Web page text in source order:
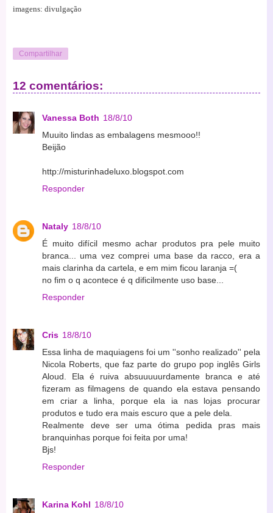
imagens: divulgação
Compartilhar
12 comentários:
Vanessa Both 18/8/10
Muuito lindas as embalagens mesmooo!!
Beijão
http://misturinhadeluxo.blogspot.com
Responder
Nataly 18/8/10
É muito difícil mesmo achar produtos pra pele muito
branca... uma vez comprei uma base da racco, era a
mais clarinha da cartela, e em mim ficou laranja =(
no fim o q acontece é q dificilmente uso base...
Responder
Cris 18/8/10
Essa linha de maquiagens foi um ''sonho realizado'' pela
Nicola Roberts, que faz parte do grupo pop inglês Girls
Aloud. Ela é ruiva absuuuuurdamente branca e até
fizeram as filmagens de quando ela estava pensando
em criar a linha, porque ela ia nas lojas procurar
produtos e tudo era mais escuro que a pele dela.
Realmente deve ser uma ótima pedida pras mais
branquinhas porque foi feita por uma!
Bjs!
Responder
Karina Kohl 18/8/10